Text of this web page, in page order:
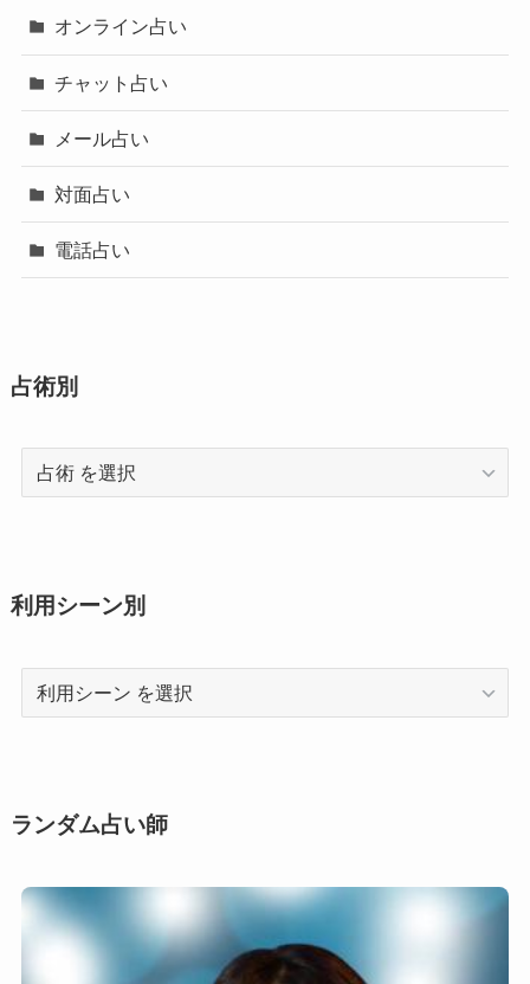
オンライン占い
チャット占い
メール占い
対面占い
電話占い
占術別
術
利用シーン別
利
用
ン
ランダム占い師